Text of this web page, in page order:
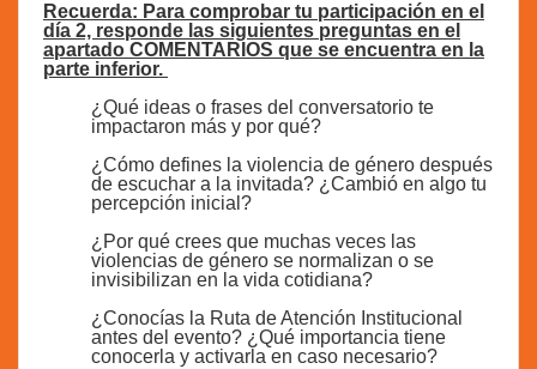
Recuerda: Para comprobar tu participación en el
día 2, responde las siguientes preguntas en el
apartado COMENTARIOS que se encuentra en la
parte inferior.
¿Qué ideas o frases del conversatorio te
impactaron más y por qué?
¿Cómo defines la violencia de género después
de escuchar a la invitada? ¿Cambió en algo tu
percepción inicial?
¿Por qué crees que muchas veces las
violencias de género se normalizan o se
invisibilizan en la vida cotidiana?
¿Conocías la Ruta de Atención Institucional
antes del evento? ¿Qué importancia tiene
conocerla y activarla en caso necesario?